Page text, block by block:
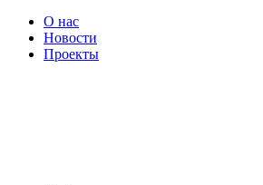
О нас
Новости
Проекты